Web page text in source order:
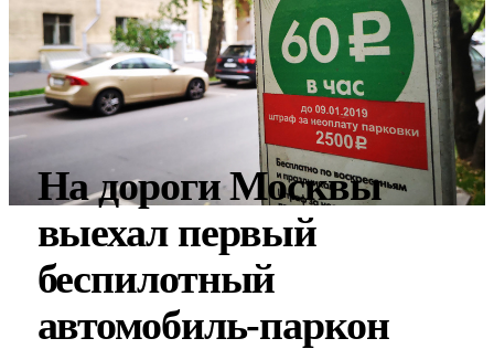
На дороги Москвы
выехал первый
беспилотный
автомобиль-паркон